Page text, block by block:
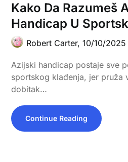
Kako Da Razumeš
Handicap U
Robert Carter,10/10/2025
Azijski handicap postaje sve
sportskog klađenja, jer pruža
dobitak…
Continue Reading